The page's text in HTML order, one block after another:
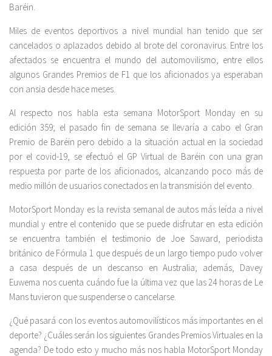
Baréin.
Miles de eventos deportivos a nivel mundial han tenido que ser
cancelados o aplazados debido al brote del coronavirus. Entre los
afectados se encuentra el mundo del automovilismo, entre ellos
algunos Grandes Premios de F1 que los aficionados ya esperaban
con ansia desde hace meses.
Al respecto nos habla esta semana MotorSport Monday en su
edición 359; el pasado fin de semana se llevaría a cabo el Gran
Premio de Baréin pero debido a la situación actual en la sociedad
por el covid-19, se efectuó el GP Virtual de Baréin con una gran
respuesta por parte de los aficionados, alcanzando poco más de
medio millón de usuarios conectados en la transmisión del evento.
MotorSport Monday es la revista semanal de autos más leída a nivel
mundial y entre el contenido que se puede disfrutar en esta edición
se encuentra también el testimonio de Joe Saward, periodista
británico de Fórmula 1 que después de un largo tiempo pudo volver
a casa después de un descanso en Australia; además, Davey
Euwema nos cuenta cuándo fue la última vez que las 24 horas de Le
Mans tuvieron que suspenderse o cancelarse.
¿Qué pasará con los eventos automovilísticos más importantes en el
deporte? ¿Cuáles serán los siguientes Grandes Premios Virtuales en la
agenda? De todo esto y mucho más nos habla MotorSport Monday